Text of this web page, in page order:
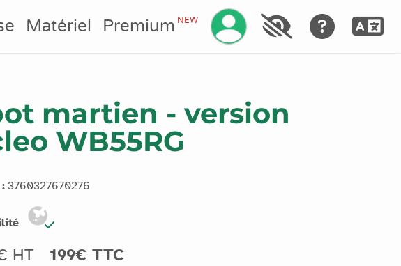
Matériel PremiumNEW
martien - version
WB55RG
3760327670276
HT 199€ TTC